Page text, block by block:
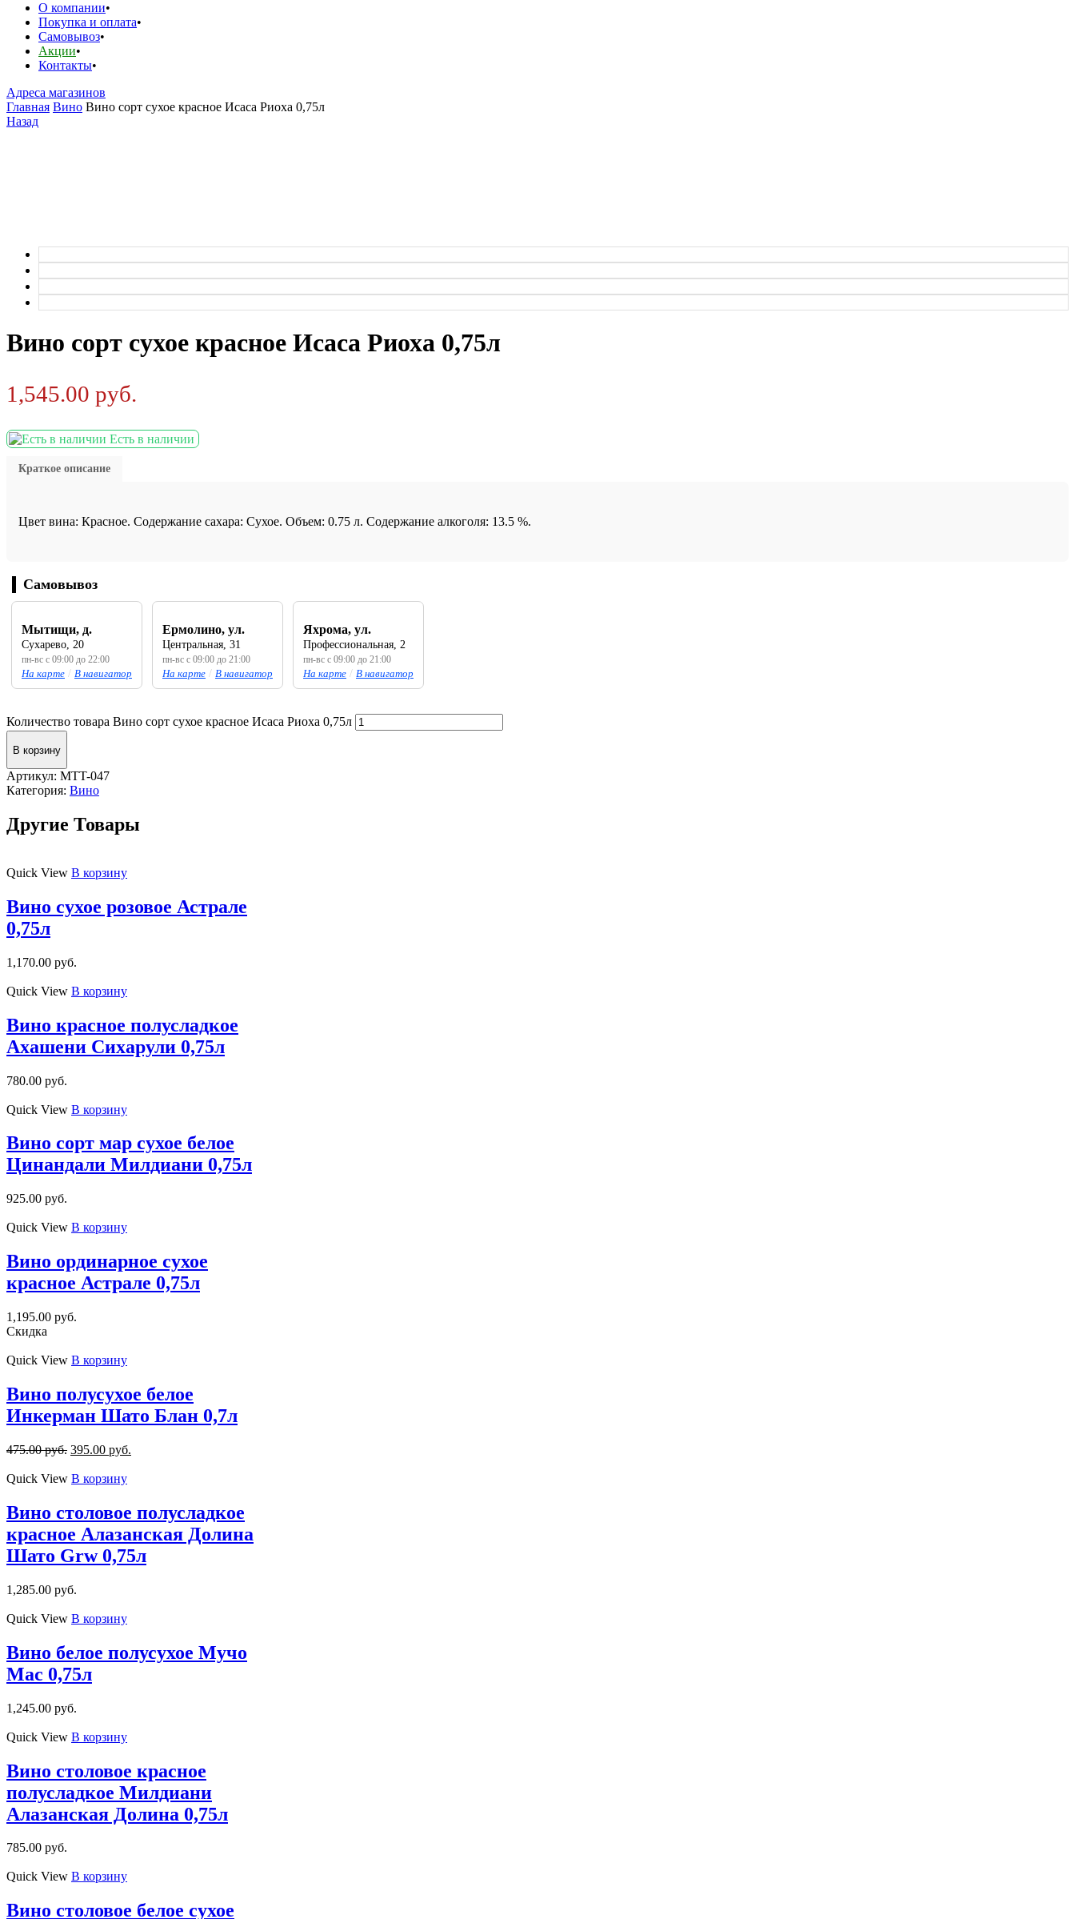
О компании
Покупка и оплата
Самовывоз
Акции
Контакты
Адреса магазинов
Главная Вино Вино сорт сухое красное Исаса Риоха 0,75л
Назад
Вино сорт сухое красное Исаса Риоха 0,75л
1,545.00 руб.
Есть в наличии
Краткое описание
Цвет вина: Красное. Содержание сахара: Сухое. Объем: 0.75 л. Содержание алкоголя: 13.5 %.
Самовывоз
Мытищи, д.
Сухарево, 20
пн-вс с 09:00 до 22:00
На карте / В навигатор
Ермолино, ул.
Центральная, 31
пн-вс с 09:00 до 21:00
На карте / В навигатор
Яхрома, ул.
Профессиональная, 2
пн-вс с 09:00 до 21:00
На карте / В навигатор
Количество товара Вино сорт сухое красное Исаса Риоха 0,75л
В корзину
Артикул: MTT-047
Категория: Вино
Другие Товары
Quick View В корзину
Вино сухое розовое Астрале
0,75л
1,170.00 руб.
Quick View В корзину
Вино красное полусладкое
Ахашени Сихарули 0,75л
780.00 руб.
Quick View В корзину
Вино сорт мар сухое белое
Цинандали Милдиани 0,75л
925.00 руб.
Quick View В корзину
Вино ординарное сухое
красное Астрале 0,75л
1,195.00 руб.
Скидка
Quick View В корзину
Вино полусухое белое
Инкерман Шато Блан 0,7л
475.00руб. 395.00 руб.
Quick View В корзину
Вино столовое полусладкое
красное Алазанская Долина
Шато Grw 0,75л
1,285.00 руб.
Quick View В корзину
Вино белое полусухое Мучо
Мас 0,75л
1,245.00 руб.
Quick View В корзину
Вино столовое красное
полусладкое Милдиани
Алазанская Долина 0,75л
785.00 руб.
Quick View В корзину
Вино столовое белое сухое